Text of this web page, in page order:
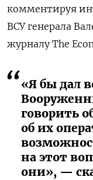
комментируя
ВСУ генерала
журналу The
«Я бы дал
говорить
об их
на этот
они», —